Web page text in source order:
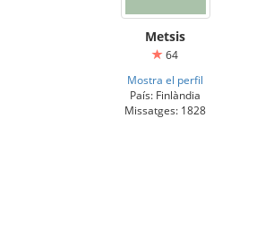
Metsis
64
Mostra el perfil
País: Finlàndia
Missatges: 1828